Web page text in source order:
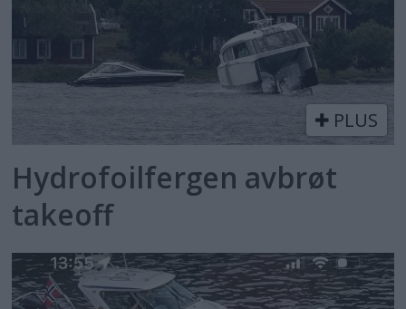
PLUS
Hydrofoilfergen avbrøt
takeoff